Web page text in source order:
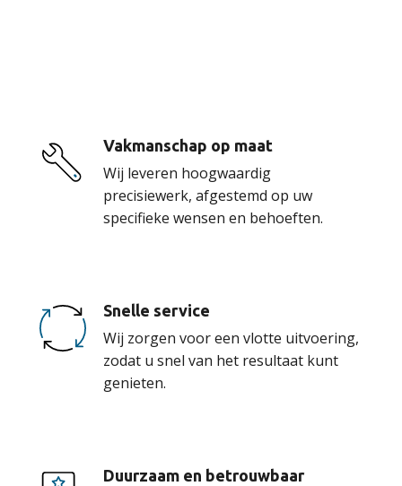
Vakmanschap op maat
Wij leveren hoogwaardig
precisiewerk, afgestemd op uw
specifieke wensen en behoeften.
Snelle service
Wij zorgen voor een vlotte uitvoering,
zodat u snel van het resultaat kunt
genieten.
Duurzaam en betrouwbaar